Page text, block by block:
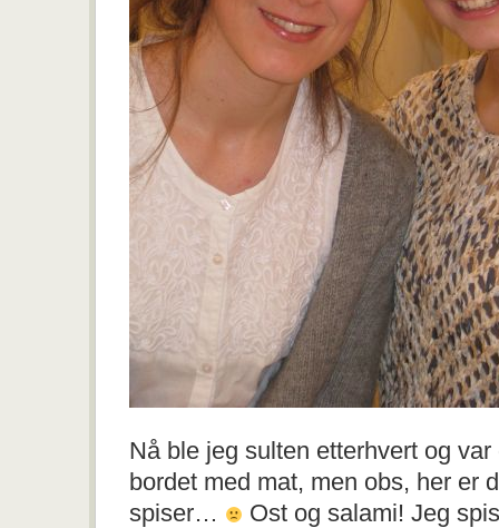
Nå ble jeg sulten etterhvert og
bordet med mat, men obs, her er
spiser…
Ost og salami! Jeg